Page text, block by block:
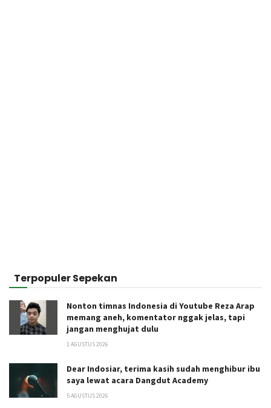
Terpopuler Sepekan
Nonton timnas Indonesia di Youtube Reza Arap
memang aneh, komentator nggak jelas, tapi
jangan menghujat dulu
1 AGUSTUS 2026
Dear Indosiar, terima kasih sudah menghibur ibu
saya lewat acara Dangdut Academy
5 AGUSTUS 2026